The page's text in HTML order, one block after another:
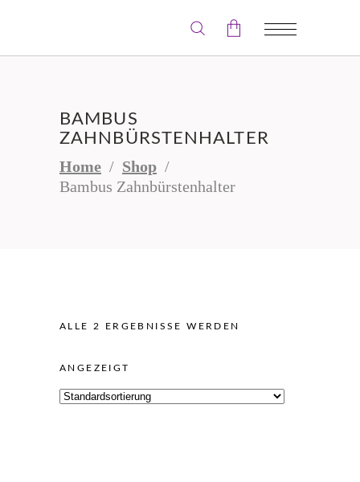
BAMBUS
ZAHNBÜRSTENHALTER
Home / Shop /
Bambus Zahnbürstenhalter
ALLE 2 ERGEBNISSE WERDEN
ANGEZEIGT